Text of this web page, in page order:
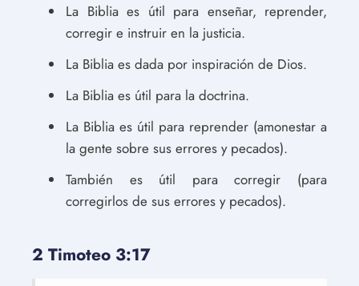
La Biblia es útil para enseñar, reprender,
corregir e instruir en la justicia.
La Biblia es dada por inspiración de Dios.
La Biblia es útil para la doctrina.
La Biblia es útil para reprender (amonestar a
la gente sobre sus errores y pecados).
También es útil para corregir (para
corregirlos de sus errores y pecados).
2 Timoteo 3:17